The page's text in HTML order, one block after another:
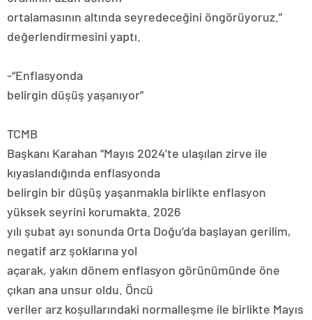
ortalamasının altında seyredeceğini öngörüyoruz.”
değerlendirmesini yaptı.
-“Enflasyonda
belirgin düşüş yaşanıyor”
TCMB
Başkanı Karahan “Mayıs 2024’te ulaşılan zirve ile
kıyaslandığında enflasyonda
belirgin bir düşüş yaşanmakla birlikte enflasyon
yüksek seyrini korumakta. 2026
yılı şubat ayı sonunda Orta Doğu’da başlayan gerilim,
negatif arz şoklarına yol
açarak, yakın dönem enflasyon görünümünde öne
çıkan ana unsur oldu. Öncü
veriler arz koşullarındaki normalleşme ile birlikte Mayıs